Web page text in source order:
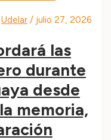
Udelar/ julio 27, 2026
las
durante
desde
memoria,